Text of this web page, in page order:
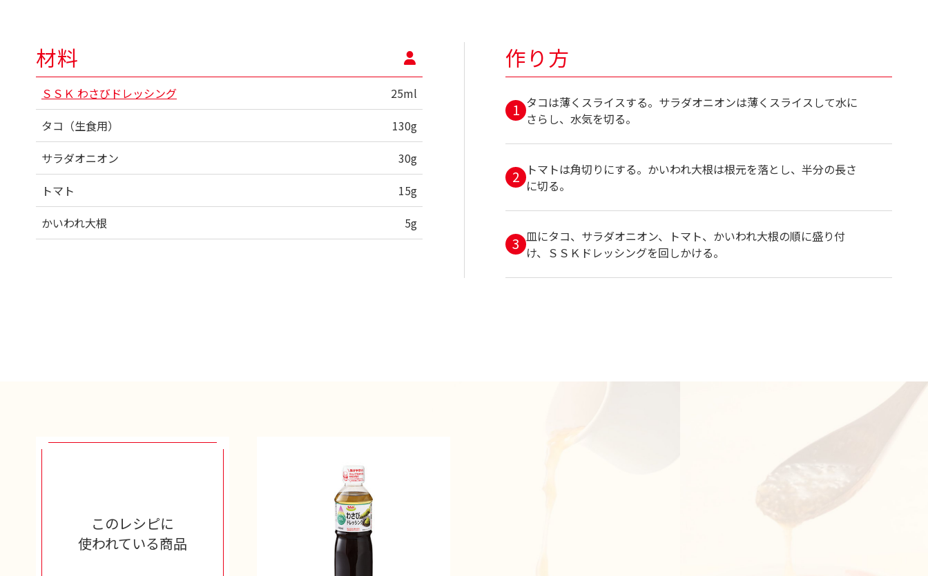
材料
ＳＳＫ わさびドレッシング
25ml
タコ（生食用）
130g
サラダオニオン
30g
トマト
15g
かいわれ大根
5g
作り方
タコは薄くスライスする。サラダオニオンは薄くスライスして水に
さらし、水気を切る。
トマトは角切りにする。かいわれ大根は根元を落とし、半分の長さ
に切る。
皿にタコ、サラダオニオン、トマト、かいわれ大根の順に盛り付
け、ＳＳＫドレッシングを回しかける。
このレシピに
使われている商品